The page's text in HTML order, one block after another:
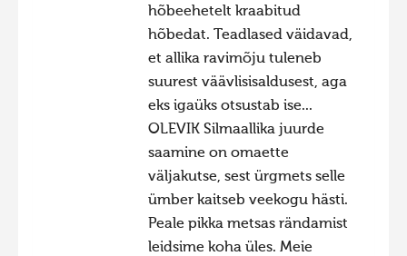
hõbeehetelt kraabitud
hõbedat. Teadlased väidavad,
et allika ravimõju tuleneb
suurest väävlisisaldusest, aga
eks igaüks otsustab ise...
OLEVIK Silmaallika juurde
saamine on omaette
väljakutse, sest ürgmets selle
ümber kaitseb veekogu hästi.
Peale pikka metsas rändamist
leidsime koha üles. Meie